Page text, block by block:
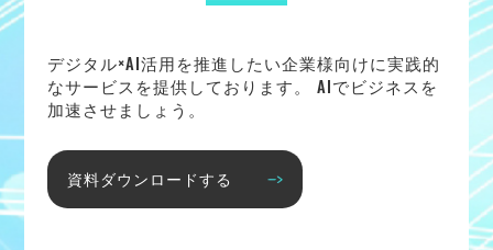
デジタル×AI活用を推進したい企業様向けに実践的
なサービスを提供しております。 AIでビジネスを
加速させましょう。
資料ダウンロードする